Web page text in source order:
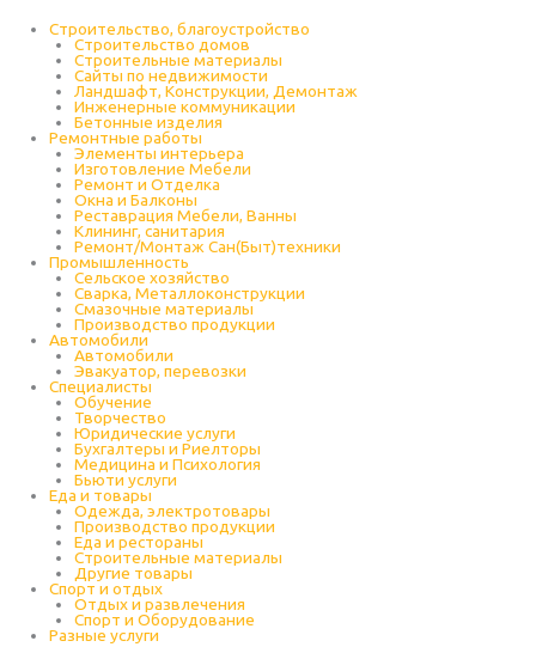
Строительство, благоустройство
Строительство домов
Строительные материалы
Сайты по недвижимости
Ландшафт, Конструкции, Демонтаж
Инженерные коммуникации
Бетонные изделия
Ремонтные работы
Элементы интерьера
Изготовление Мебели
Ремонт и Отделка
Окна и Балконы
Реставрация Мебели, Ванны
Клининг, санитария
Ремонт/Монтаж Сан(Быт)техники
Промышленность
Cельское хозяйство
Сварка, Металлоконструкции
Cмазочные материалы
Производство продукции
Автомобили
Автомобили
Эвакуатор, перевозки
Специалисты
Обучение
Творчество
Юридические услуги
Бухгалтеры и Риелторы
Медицина и Психология
Бьюти услуги
Еда и товары
Одежда, электротовары
Производство продукции
Еда и рестораны
Строительные материалы
Другие товары
Спорт и отдых
Отдых и развлечения
Спорт и Оборудование
Разные услуги